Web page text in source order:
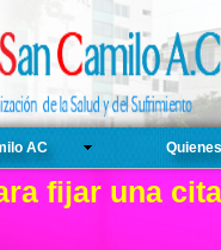
AC
fijar una